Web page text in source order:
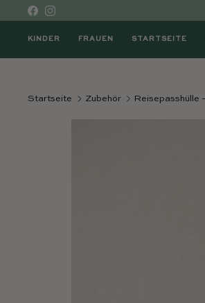
Direkt zum Inhalt
Facebook
Instagram
KINDER FRAUEN STARTSEITE
Startseite Zubehör Reisepasshülle